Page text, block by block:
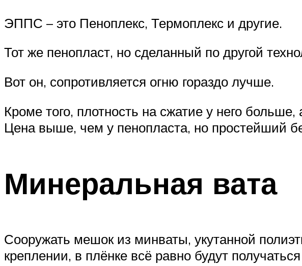
ЭППС – это Пеноплекс, Термоплекс и другие.
Тот же пенопласт, но сделанный по другой
Вот он, сопротивляется огню гораздо лучше.
Кроме того, плотность на сжатие у него
Цена выше, чем у пенопласта, но простейший
Минеральная вата
Сооружать мешок из минваты, укутанной
креплении, в плёнке всё равно будут